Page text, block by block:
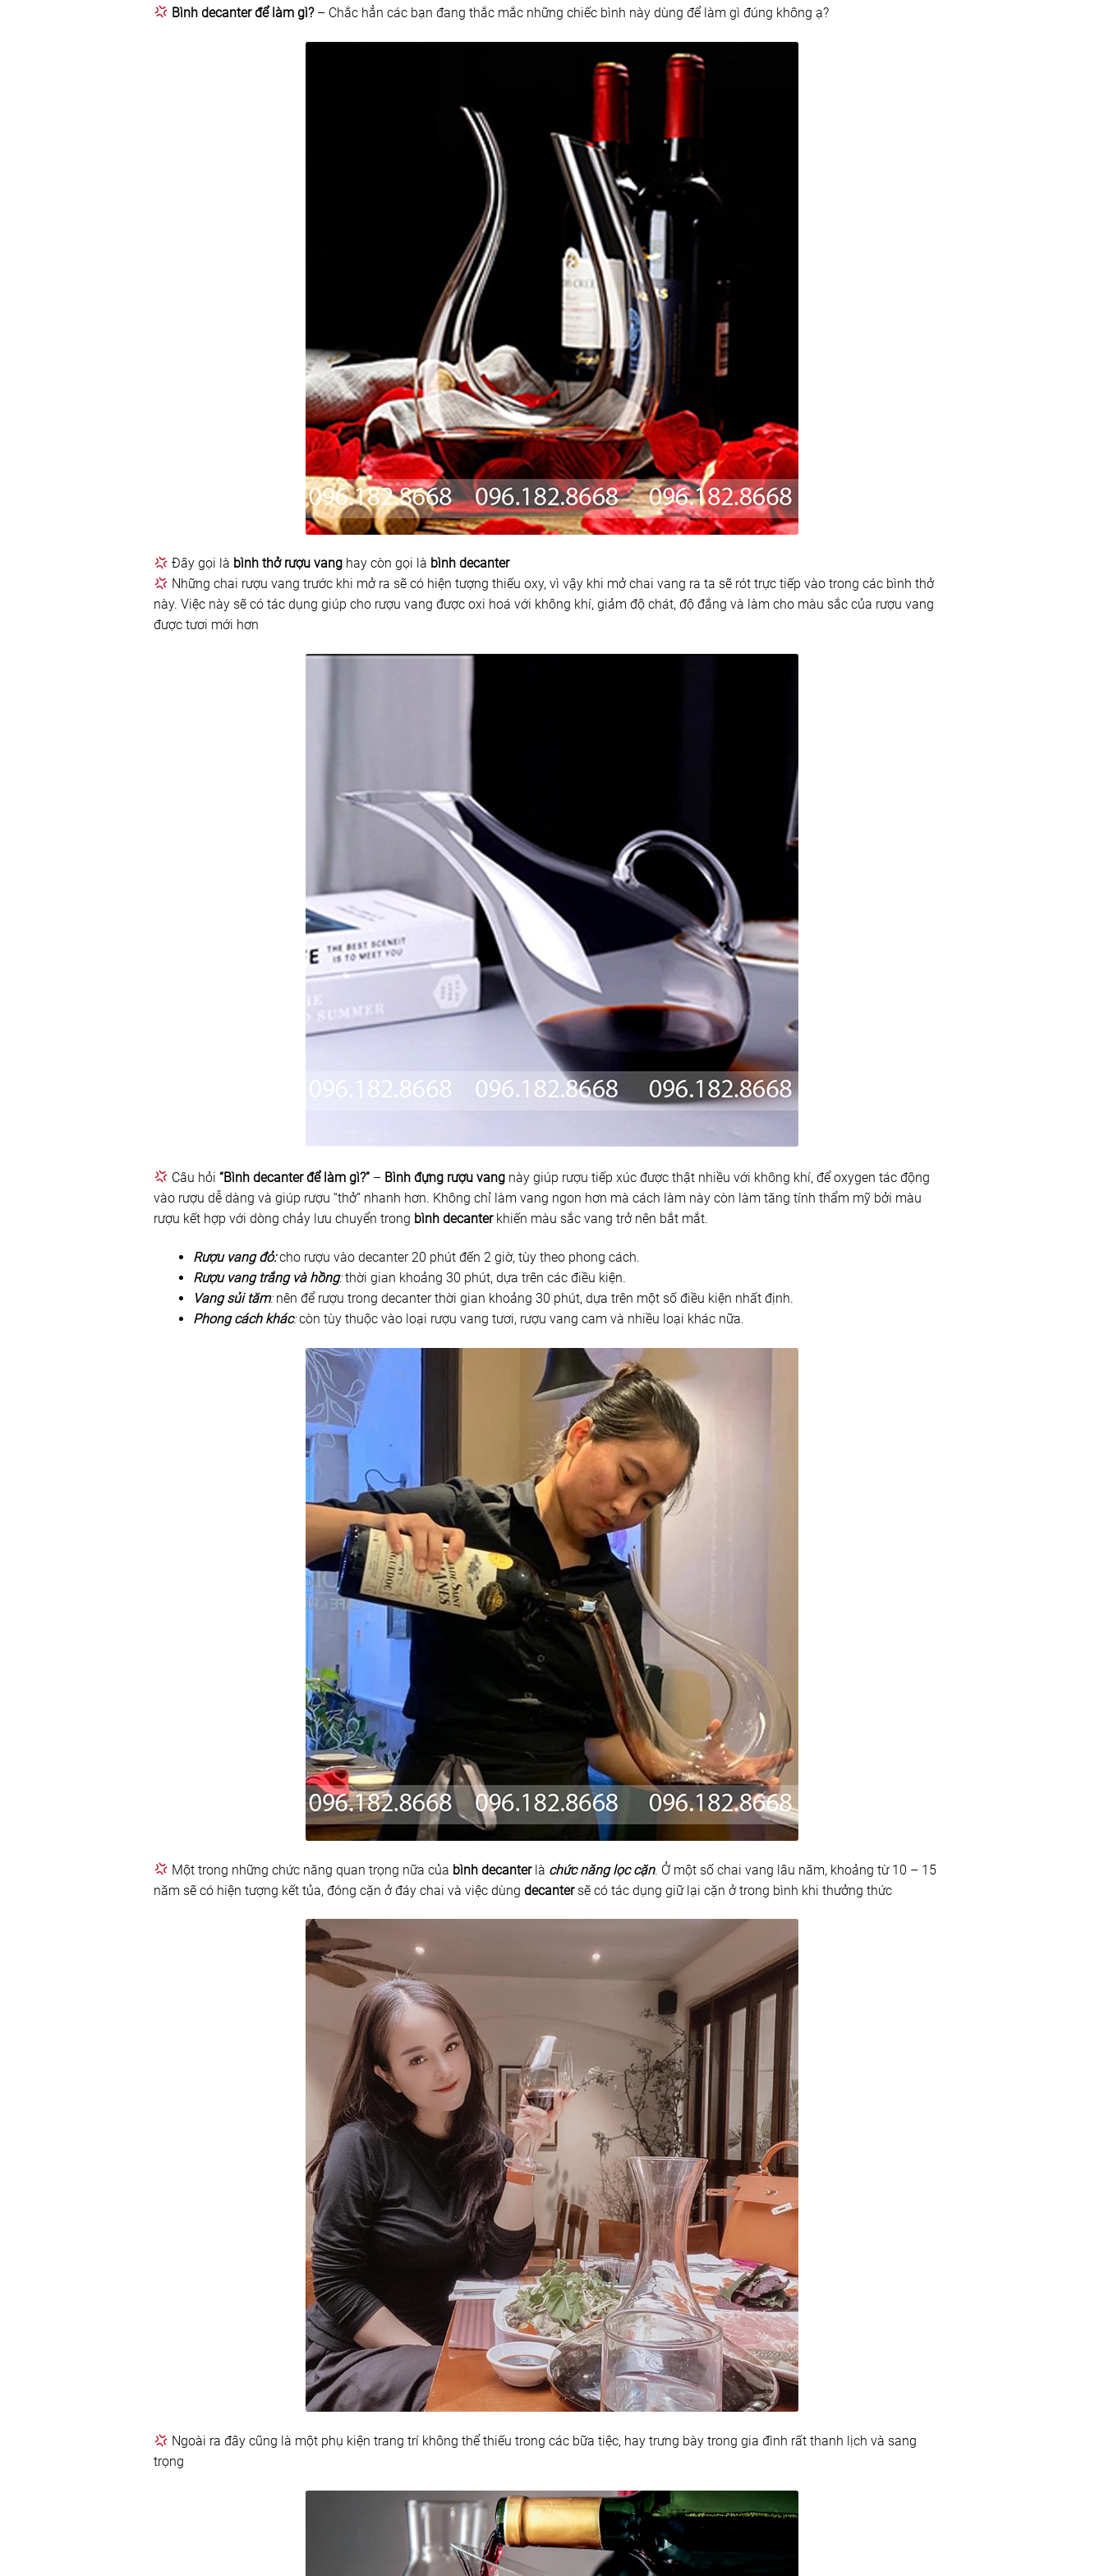
Bình decanter để làm gì?– Chắc hẳn các bạn đang thắc mắc những chiếc bình này dùng để làm gì đúng không ạ?
Đây gọi là bình thở rượu vang hay còn gọi là bình decanter
Những chai rượu vang trước khi mở ra sẽ có hiện tượng thiếu oxy, vì vậy khi mở chai vang ra ta sẽ rót trực tiếp vào trong các bình thở
này. Việc này sẽ có tác dụng giúp cho rượu vang được oxi hoá với không khí, giảm độ chát, độ đắng và làm cho màu sắc của rượu vang
được tươi mới hơn
Câu hỏi“Bình decanter để làm gì?” – Bình đựng rượu vang này giúp rượu tiếp xúc được thật nhiều với không khí, để oxygen tác động
vào rượu dễ dàng và giúp rượu “thở” nhanh hơn. Không chỉ làm vang ngon hơn mà cách làm này còn làm tăng tính thẩm mỹ bởi màu
rượu kết hợp với dòng chảy lưu chuyển trong bình decanterkhiến màu sắc vang trở nên bắt mắt.
Rượu vang đỏ:cho rượu vào decanter 20 phút đến 2 giờ, tùy theo phong cách.
Rượu vang trắng và hồng:thời gian khoảng 30 phút, dựa trên các điều kiện.
Vang sủi tăm:nên để rượu trong decanter thời gian khoảng 30 phút, dựa trên một số điều kiện nhất định.
Phong cách khác:còn tùy thuộc vào loại rượu vang tươi, rượu vang cam và nhiều loại khác nữa.
Một trong những chức năng quan trọng nữa của bình decanterlà chức năng lọc cặn. Ở một số chai vang lâu năm, khoảng từ 10 – 15
năm sẽ có hiện tượng kết tủa, đóng cặn ở đáy chai và việc dùng decantersẽ có tác dụng giữ lại cặn ở trong bình khi thưởng thức
Ngoài ra đây cũng là một phụ kiện trang trí không thể thiếu trong các bữa tiệc, hay trưng bày trong gia đình rất thanh lịch và sang
trọng